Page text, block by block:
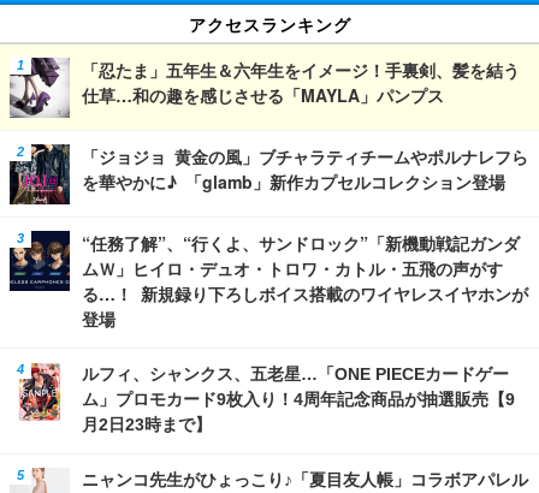
アクセスランキング
「忍たま」五年生＆六年生をイメージ！手裏剣、髪を結う
仕草…和の趣を感じさせる「MAYLA」パンプス
「ジョジョ 黄金の風」ブチャラティチームやポルナレフら
を華やかに♪ 「glamb」新作カプセルコレクション登場
“任務了解”、“行くよ、サンドロック”「新機動戦記ガンダ
ムＷ」ヒイロ・デュオ・トロワ・カトル・五飛の声がす
る…！ 新規録り下ろしボイス搭載のワイヤレスイヤホンが
登場
ルフィ、シャンクス、五老星…「ONE PIECEカードゲー
ム」プロモカード9枚入り！4周年記念商品が抽選販売【9
月2日23時まで】
ニャンコ先生がひょっこり♪「夏目友人帳」コラボアパレル